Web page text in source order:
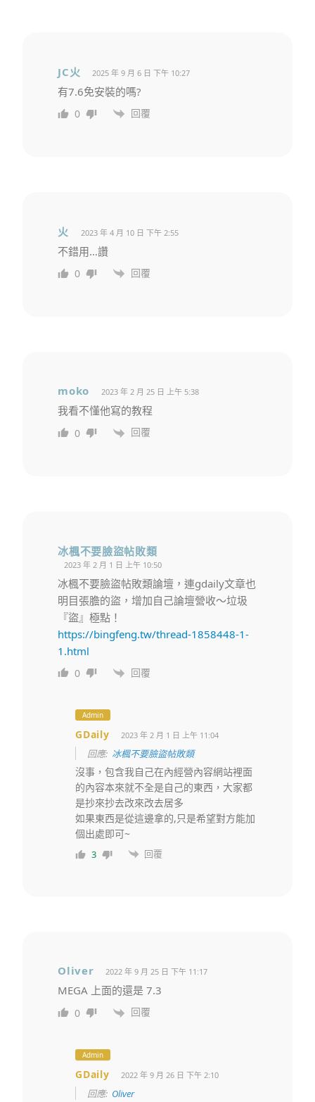
JC火 2025 年 9 月 6 日 下午 10:27
有7.6免安裝的嗎?
0 回覆
火 2023 年 4 月 10 日 下午 2:55
不錯用…讚
0 回覆
moko 2023 年 2 月 25 日 上午 5:38
我看不懂他寫的教程
0 回覆
冰楓不要臉盜帖敗類
2023 年 2 月 1 日 上午 10:50
冰楓不要臉盜帖敗類論壇，連gdaily文章也
明目張膽的盜，增加自己論壇營收～垃圾
『盜』極點！
https://bingfeng.tw/thread-1858448-1-
1.html
0 回覆
Admin
GDaily 2023 年 2 月 1 日 上午 11:04
回應: 冰楓不要臉盜帖敗類
沒事，包含我自己在內經營內容網站裡面
的內容本來就不全是自己的東西，大家都
是抄來抄去改來改去居多
如果東西是從這邊拿的,只是希望對方能加
個出處即可~
3 回覆
Oliver 2022 年 9 月 25 日 下午 11:17
MEGA 上面的還是 7.3
0 回覆
Admin
GDaily 2022 年 9 月 26 日 下午 2:10
回應: Oliver